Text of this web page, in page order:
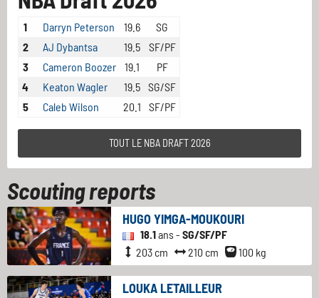
1 Darryn Peterson 19.6
SG
2
AJ Dybantsa 19.5
SF/PF
3
Cameron Boozer 19.1
PF
4
Keaton Wagler 19.5 SG/SF
5
Caleb Wilson 20.1 SF/PF
TOUT LE NBA DRAFT 2026
Scouting reports
HUGO YIMGA-MOUKOURI
18.1ans - SG/SF/PF
203 cm
210 cm 100 kg
LOUKA LETAILLEUR